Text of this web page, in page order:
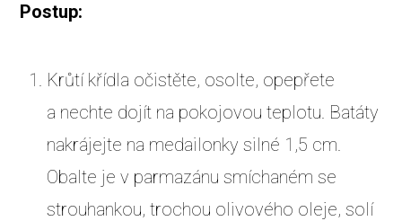
Postup:
Krůtí křídla očistěte, osolte, opepřete
a nechte dojít na pokojovou teplotu. Batáty
nakrájejte na medailonky silné 1,5 cm.
Obalte je v parmazánu smíchaném se
strouhankou, trochou olivového oleje, solí